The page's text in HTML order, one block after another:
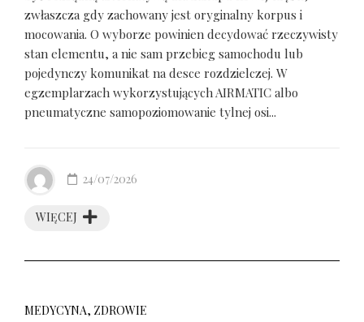
zwłaszcza gdy zachowany jest oryginalny korpus i
mocowania. O wyborze powinien decydować rzeczywisty
stan elementu, a nie sam przebieg samochodu lub
pojedynczy komunikat na desce rozdzielczej. W
egzemplarzach wykorzystujących AIRMATIC albo
pneumatyczne samopoziomowanie tylnej osi...
WIĘCEJ
24/07/2026
MEDYCYNA, ZDROWIE